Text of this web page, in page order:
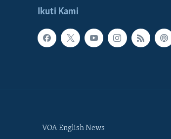
Ikuti Kami
VOA English News